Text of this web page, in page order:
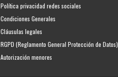
Política privacidad redes sociales
Condiciones Generales
Cláusulas legales
RGPD (Reglamento General Protección de Datos)
Autorización menores